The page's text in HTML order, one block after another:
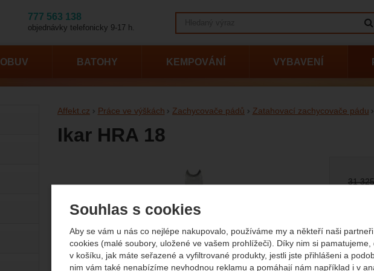
Souhlas s cookies
Aby se vám u nás co nejlépe nakupovalo, používáme my a někteří naši partneři
cookies (malé soubory, uložené ve vašem prohlížeči). Díky nim si pamatujeme,
v košíku, jak máte seřazené a vyfiltrované produkty, jestli jste přihlášeni a
nim vám také nenabízíme nevhodnou reklamu a pomáhají nám například i v
Affekt.cz Práce ve výškách Zachycovače pádů Zatahovací zachycovače pádu
Ikar HRA 18
Fotografie 31
21
OBUV BATOHY KEMPOVÁNÍ VYBAVENÍ
777 563 138
objednávky telefonicky 9-17 h.